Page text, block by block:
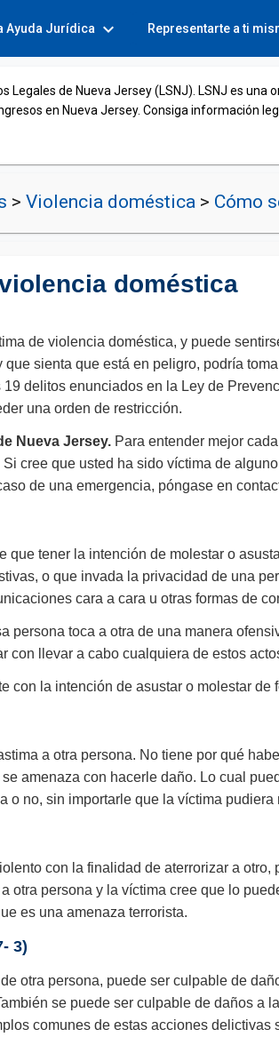
Ayuda Jurídica expand_more Representarte a ti
Legales de Nueva Jersey (LSNJ). LSNJ es una
en Nueva Jersey. Consiga información
> Violencia doméstica > Cómo
doméstica
de violencia doméstica, y puede
sienta que está en peligro, podría
delitos enunciados en la Ley de
una orden de restricción.
Nueva Jersey. Para entender mejor
cree que usted ha sido víctima de
de una emergencia, póngase en
tener la intención de molestar o
o que invada la privacidad de una
cara a cara u otras formas de
toca a otra de una manera
con llevar a cabo cualquiera de estos
con la intención de asustar o molestar
a otra persona. No tiene por qué
amenaza con hacerle daño. Lo cual
o no, sin importarle que la víctima
con la finalidad de aterrorizar a
otra persona y la víctima cree que lo
es una amenaza terrorista.
3)
otra persona, puede ser culpable de
se puede ser culpable de daños
comunes de estas acciones